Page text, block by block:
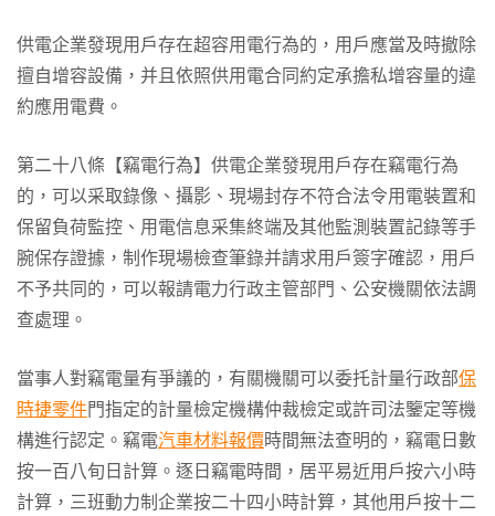
供電企業發現用戶存在超容用電行為的，用戶應當及時撤除
擅自增容設備，并且依照供用電合同約定承擔私增容量的違
約應用電費。
第二十八條【竊電行為】供電企業發現用戶存在竊電行為
的，可以采取錄像、攝影、現場封存不符合法令用電裝置和
保留負荷監控、用電信息采集終端及其他監測裝置記錄等手
腕保存證據，制作現場檢查筆錄并請求用戶簽字確認，用戶
不予共同的，可以報請電力行政主管部門、公安機關依法調
查處理。
當事人對竊電量有爭議的，有關機關可以委托計量行政部保
時捷零件門指定的計量檢定機構仲裁檢定或許司法鑒定等機
構進行認定。竊電汽車材料報價時間無法查明的，竊電日數
按一百八旬日計算。逐日竊電時間，居平易近用戶按六小時
計算，三班動力制企業按二十四小時計算，其他用戶按十二